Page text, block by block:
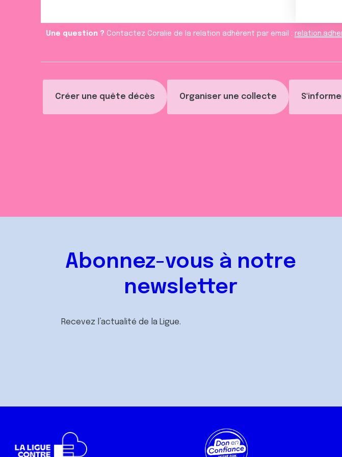
Créer une quête décès Organiser une collecte
Une question ? Contactez Coralie de la relation adhèrent par email :
Abonnez-vous à notre
newsletter
Recevez l’actualité de la Ligue.